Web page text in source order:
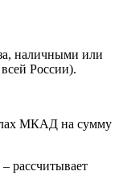
наличными или
России).
МКАД на сумму
рассчитывает